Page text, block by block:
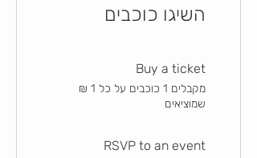
השיגו כוכבים
Buy a ticket
מקבלים 1 ‏כוכבים על כל ‏1 ‏₪
שמוציאים
RSVP to an event